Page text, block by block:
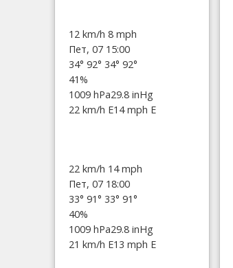
12 km/h 8 mph
Пет, 07 15:00
34° 92° 34° 92°
41%
1009 hPa29.8 inHg
22 km/h E14 mph E
22 km/h 14 mph
Пет, 07 18:00
33° 91° 33° 91°
40%
1009 hPa29.8 inHg
21 km/h E13 mph E